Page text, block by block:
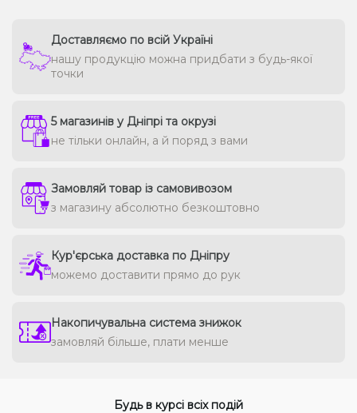
Доставляємо по всій Україні
нашу продукцію можна придбати з будь-якої
точки
5 магазинів у Дніпрі та окрузі
не тільки онлайн, а й поряд з вами
Замовляй товар із самовивозом
з магазину абсолютно безкоштовно
Кур'єрська доставка по Дніпру
можемо доставити прямо до рук
Накопичувальна система знижок
замовляй більше, плати менше
Будь в курсі всіх подій